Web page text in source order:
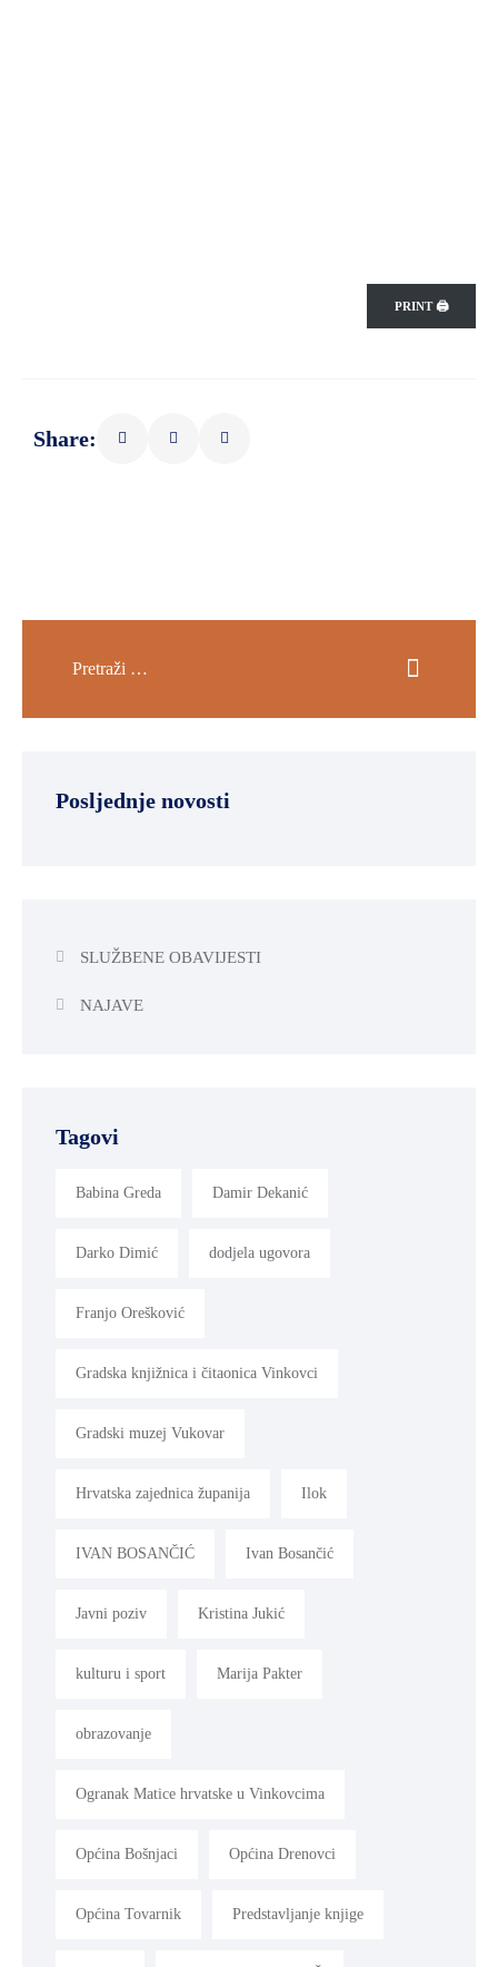
PRINT 🖨
Share:
Posljednje novosti
SLUŽBENE OBAVIJESTI
NAJAVE
Tagovi
Babina Greda Damir Dekanić
Darko Dimić dodjela ugovora
Franjo Orešković
Gradska knjižnica i čitaonica Vinkovci
Gradski muzej Vukovar
Hrvatska zajednica županija Ilok
IVAN BOSANČIĆ Ivan Bosančić
Javni poziv Kristina Jukić
kulturu i sport Marija Pakter
obrazovanje
Ogranak Matice hrvatske u Vinkovcima
Općina Bošnjaci Općina Drenovci
Općina Tovarnik Predstavljanje knjige